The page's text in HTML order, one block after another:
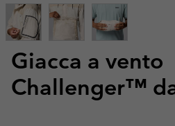
Giacca a vento
Challenger™